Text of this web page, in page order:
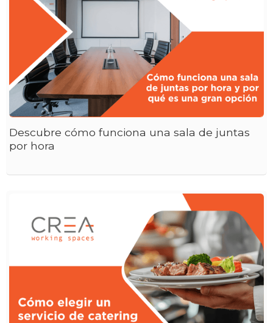
Descubre cómo funciona una sala de juntas
por hora